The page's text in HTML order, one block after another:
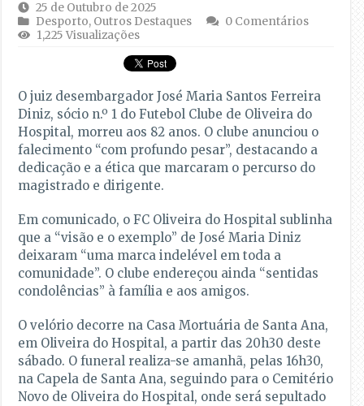
25 de Outubro de 2025
Desporto, Outros Destaques
0 Comentários
1,225 Visualizações
O juiz desembargador José Maria Santos Ferreira
Diniz, sócio n.º 1 do Futebol Clube de Oliveira do
Hospital, morreu aos 82 anos. O clube anunciou o
falecimento “com profundo pesar”, destacando a
dedicação e a ética que marcaram o percurso do
magistrado e dirigente.
Em comunicado, o FC Oliveira do Hospital sublinha
que a “visão e o exemplo” de José Maria Diniz
deixaram “uma marca indelével em toda a
comunidade”. O clube endereçou ainda “sentidas
condolências” à família e aos amigos.
O velório decorre na Casa Mortuária de Santa Ana,
em Oliveira do Hospital, a partir das 20h30 deste
sábado. O funeral realiza-se amanhã, pelas 16h30,
na Capela de Santa Ana, seguindo para o Cemitério
Novo de Oliveira do Hospital, onde será sepultado